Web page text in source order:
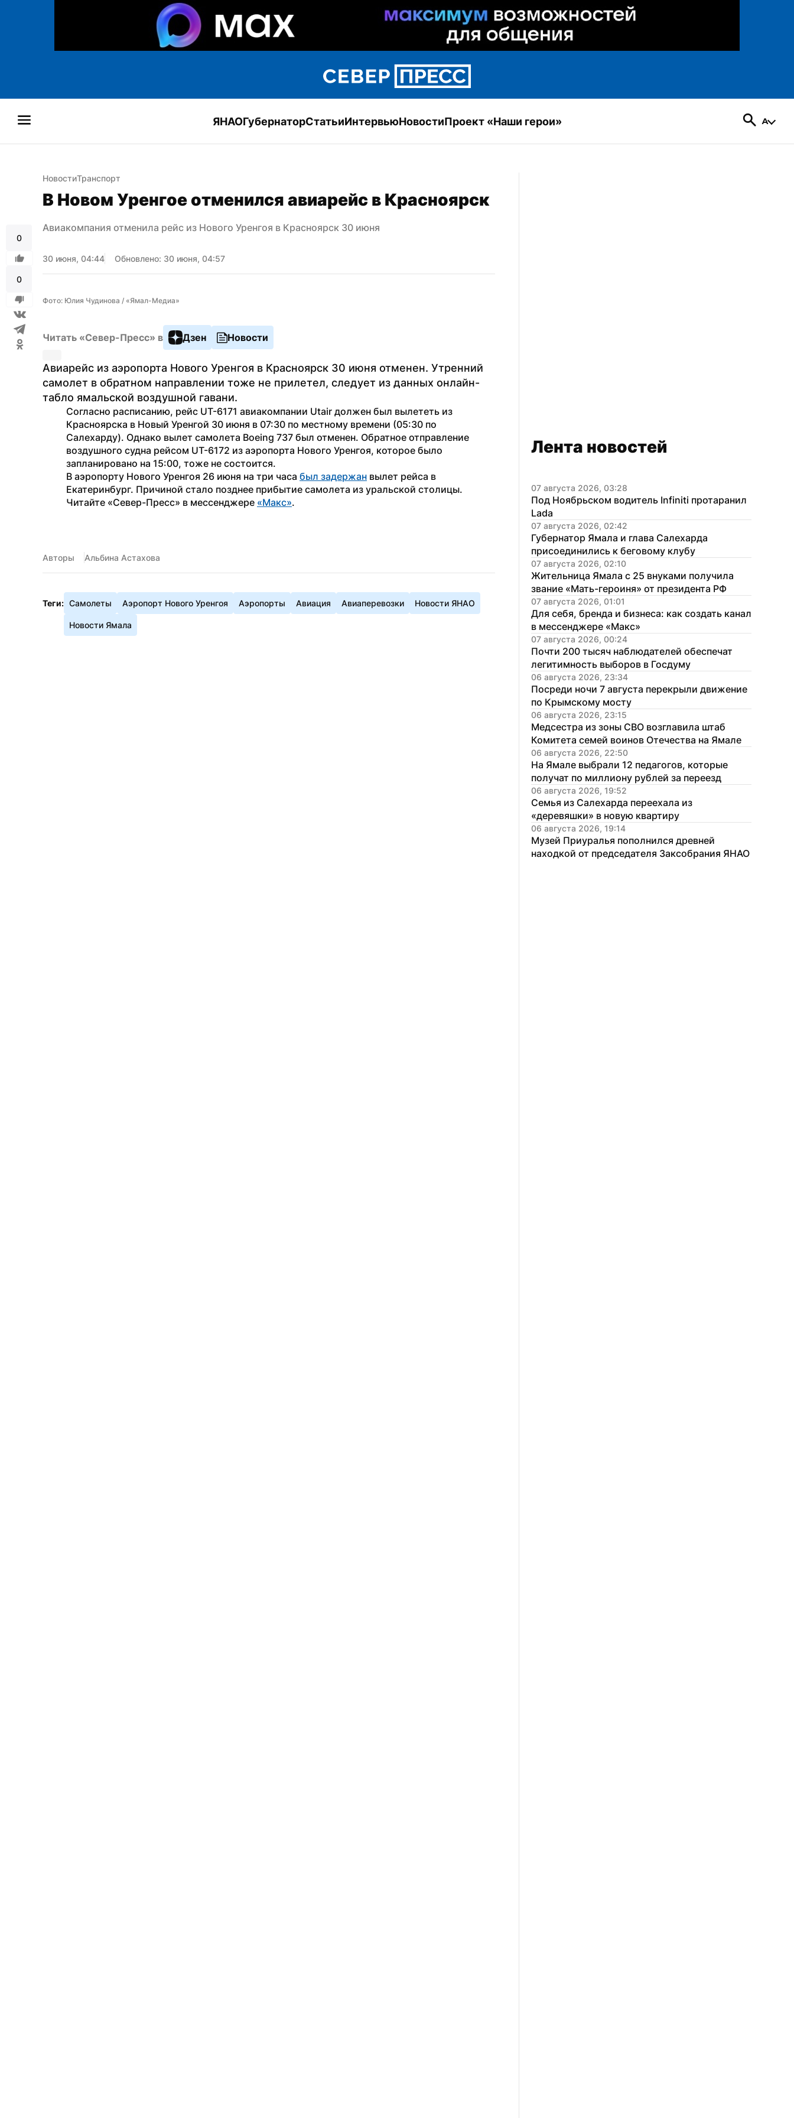
ЯНАОГубернаторСтатьиИнтервьюНовостиПроект «Наши герои»
0
0
НовостиТранспорт
В Новом Уренгое отменился авиарейс в Красноярск
Авиакомпания отменила рейс из Нового Уренгоя в Красноярск 30 июня
30 июня, 04:44 Обновлено: 30 июня, 04:57
Фото: Юлия Чудинова / «Ямал-Медиа»
Читать «Север-Пресс» в Дзен Новости
Авиарейс из аэропорта Нового Уренгоя в Красноярск 30 июня отменен. Утренний
самолет в обратном направлении тоже не прилетел, следует из данных онлайн-
табло ямальской воздушной гавани.
Согласно расписанию, рейс UT-6171 авиакомпании Utair должен был вылететь из
Красноярска в Новый Уренгой 30 июня в 07:30 по местному времени (05:30 по
Салехарду). Однако вылет самолета Boeing 737 был отменен. Обратное отправление
воздушного судна рейсом UT-6172 из аэропорта Нового Уренгоя, которое было
запланировано на 15:00, тоже не состоится.
В аэропорту Нового Уренгоя 26 июня на три часа был задержан вылет рейса в
Екатеринбург. Причиной стало позднее прибытие самолета из уральской столицы.
Читайте «Север-Пресс» в мессенджере «Макс».
Авторы Альбина Астахова
Теги: Самолеты Аэропорт Нового Уренгоя Аэропорты Авиация Авиаперевозки Новости ЯНАО
Новости Ямала
Лента новостей
07 августа 2026, 03:28
Под Ноябрьском водитель Infiniti протаранил
Lada
07 августа 2026, 02:42
Губернатор Ямала и глава Салехарда
присоединились к беговому клубу
07 августа 2026, 02:10
Жительница Ямала с 25 внуками получила
звание «Мать-героиня» от президента РФ
07 августа 2026, 01:01
Для себя, бренда и бизнеса: как создать канал
в мессенджере «Макс»
07 августа 2026, 00:24
Почти 200 тысяч наблюдателей обеспечат
легитимность выборов в Госдуму
06 августа 2026, 23:34
Посреди ночи 7 августа перекрыли движение
по Крымскому мосту
06 августа 2026, 23:15
Медсестра из зоны СВО возглавила штаб
Комитета семей воинов Отечества на Ямале
06 августа 2026, 22:50
На Ямале выбрали 12 педагогов, которые
получат по миллиону рублей за переезд
06 августа 2026, 19:52
Семья из Салехарда переехала из
«деревяшки» в новую квартиру
06 августа 2026, 19:14
Музей Приуралья пополнился древней
находкой от председателя Заксобрания ЯНАО